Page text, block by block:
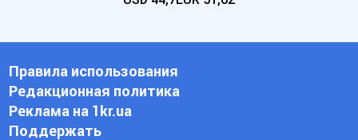
Правила использования
Редакционная политика
Реклама на 1kr.ua
Поддержать